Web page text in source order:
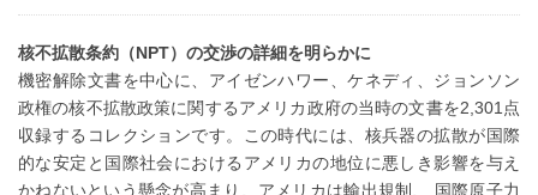
核不拡散条約（NPT）の交渉の詳細を明らかに
機密解除文書を中心に、アイゼンハワー、ケネディ、ジョンソン
政権の核不拡散政策に関するアメリカ政府の当時の文書を2,301点
収録するコレクションです。この時代には、核兵器の拡散が国際
的な安定と国際社会におけるアメリカの地位に悪しき影響を与え
かねないという懸念が高まり、アメリカは輸出規制、 国際原子力